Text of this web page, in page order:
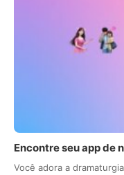
Encontre seu app de
Você adora a